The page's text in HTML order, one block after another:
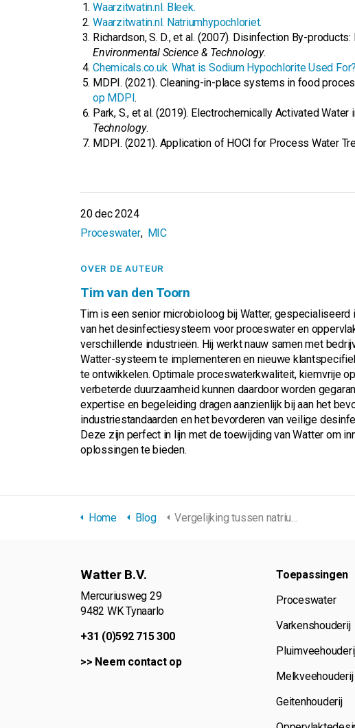
Waarzitwatin.nl. Bleek.
Waarzitwatin.nl. Natriumhypochloriet.
Richardson, S. D., et al. (2007). Disinfection By-
Environmental Science & Technology.
Chemicals.co.uk. What is Sodium Hypochlorite Used For?
MDPI. (2021). Cleaning-in-place systems in food
op MDPI.
Park, S., et al. (2019). Electrochemically Activated
Technology.
MDPI. (2021). Application of HOCl for Process Water
20 dec 2024
Proceswater
MIC
OVER DE AUTEUR
Tim van den Toorn
Tim is een senior microbioloog bij Watter, gespecialiseerd
van het desinfectiesysteem voor proceswater en
verschillende industrieën. Hij werkt nauw samen met
Watter-systeem te implementeren en nieuwe
te ontwikkelen. Optimale proceswaterkwaliteit, kiemvrije
verbeterde duurzaamheid kunnen daardoor worden
expertise en begeleiding dragen aanzienlijk bij aan het
industriestandaarden en het bevorderen van veilige
Deze zijn perfect in lijn met de toewijding van Watter om
oplossingen te bieden.
Home Blog Vergelijking tussen natriumhypochloriet en hypochlorigzuur in proceswaterdesinfectie
Watter B.V.
Mercuriusweg 29
9482 WK Tynaarlo
+31 (0)592 715 300
>> Neem contact op
Toepassingen
Proceswater
Varkenshouderij
Melkveehouderij
Geitenhouderij